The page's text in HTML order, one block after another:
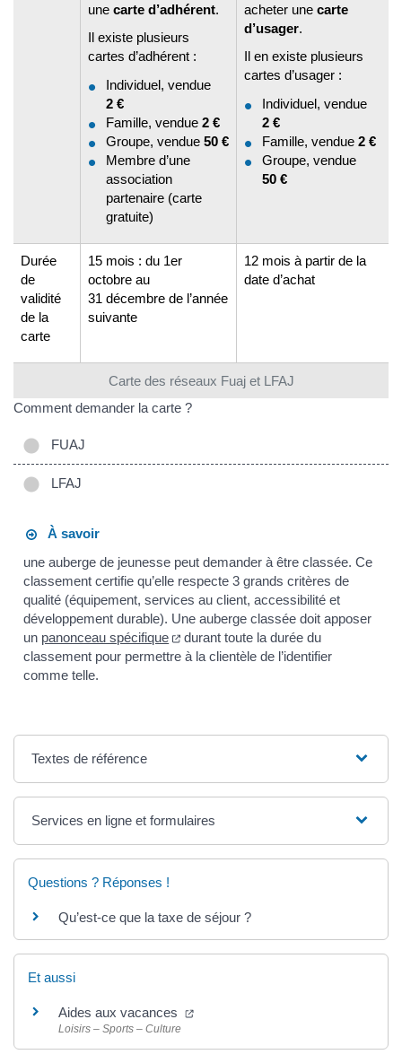
Carte des réseaux Fuaj et LFAJ
une carte d’adhérent.
Il existe plusieurs
cartes d’adhérent :
Individuel, vendue
2 €
Famille, vendue 2 €
Groupe, vendue 50 €
Membre d’une
association
partenaire (carte
gratuite)
acheter une carte
d’usager.
Il en existe plusieurs
cartes d’usager :
Individuel, vendue
2 €
Famille, vendue 2 €
Groupe, vendue
50 €
Durée
de
validité
de la
carte
15 mois : du 1er
octobre au
31 décembre de l’année
suivante
12 mois à partir de la
date d’achat
Comment demander la carte ?
FUAJ
LFAJ
À savoir
une auberge de jeunesse peut demander à être classée. Ce
classement certifie qu’elle respecte 3 grands critères de
qualité (équipement, services au client, accessibilité et
développement durable). Une auberge classée doit apposer
un panonceau spécifique
durant toute la durée du
classement pour permettre à la clientèle de l’identifier
comme telle.
Textes de référence
Services en ligne et formulaires
Questions ? Réponses !
Qu’est-ce que la taxe de séjour ?
Et aussi
Aides aux vacances
Loisirs – Sports – Culture